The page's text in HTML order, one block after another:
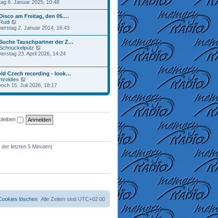
a
g
r
B
e
t
r
a
g
e
e
s
t
e
r
B
e
i
r
a
g
6. Januar 2025, 10:48
am Freitag, den 05.…
Rudi
e
e
s
t
e
B
e
i
t
r
a
2. Januar 2014, 16:43
Tauschpartner der Z…
e
s
t
r
B
t
r
a
23. April 2026, 14:24
Czech recording - look…
e
e
e
r
B
t
r
15. Juli 2026, 18:17
letzten 5 Minuten)
Alle Zeiten sind UTC+02:00
löschen